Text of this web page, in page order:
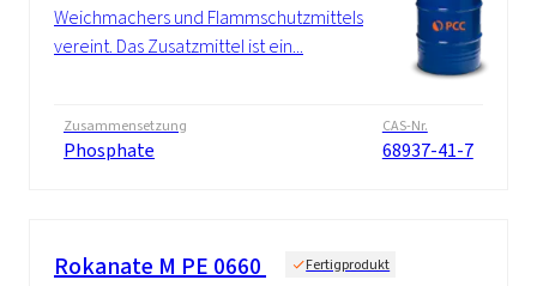
Weichmachers und Flammschutzmittels
vereint. Das Zusatzmittel ist ein...
Zusammensetzung
Phosphate
CAS-Nr.
68937-41-7
Rokanate M PE 0660 Fertigprodukt